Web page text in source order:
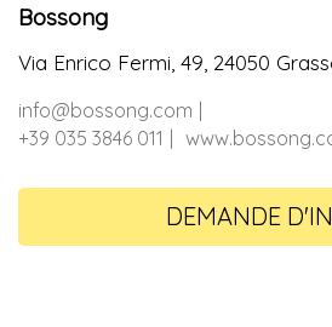
Bossong
Via Enrico Fermi, 49, 24050
info@bossong.com
+39 035 3846 011
DEMANDE